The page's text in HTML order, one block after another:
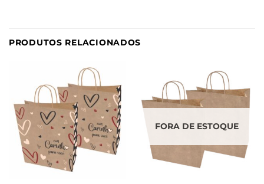
PRODUTOS RELACIONADOS
FORA DE ESTOQUE